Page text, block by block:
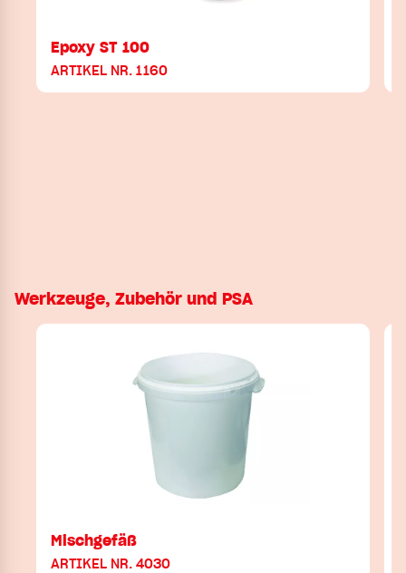
Epoxy ST 100
ARTIKEL NR. 1160
Werkzeuge, Zubehör und PSA
Mischgefäß
ARTIKEL NR. 4030